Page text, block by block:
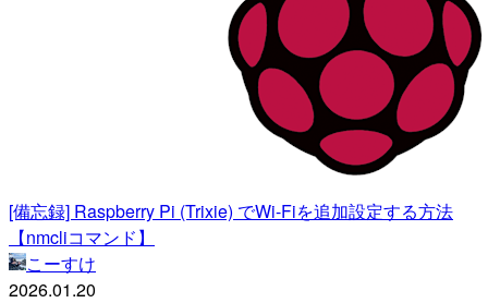
[備忘録] Raspberry Pi (Trixie) でWi-Fiを追加設定する方法
【nmcliコマンド】
こーすけ
2026.01.20